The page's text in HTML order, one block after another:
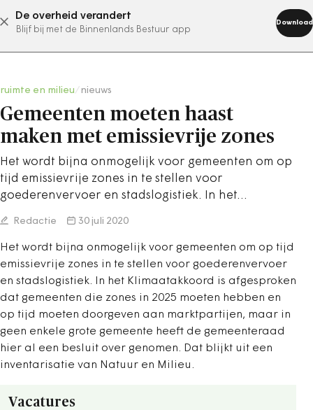
De overheid verandert
Blijf bij met de Binnenlands Bestuur app
Download
abonneer nu
ruimte en milieu nieuws
Gemeenten moeten haast
maken met emissievrije zones
Het wordt bijna onmogelijk voor gemeenten om op
tijd emissievrije zones in te stellen voor
goederenvervoer en stadslogistiek. In het…
Redactie 30 juli 2020
Het wordt bijna onmogelijk voor gemeenten om op tijd
emissievrije zones in te stellen voor goederenvervoer
en stadslogistiek. In het Klimaatakkoord is afgesproken
dat gemeenten die zones in 2025 moeten hebben en
op tijd moeten doorgeven aan marktpartijen, maar in
geen enkele grote gemeente heeft de gemeenteraad
hier al een besluit over genomen. Dat blijkt uit een
inventarisatie van Natuur en Milieu.
Vacatures